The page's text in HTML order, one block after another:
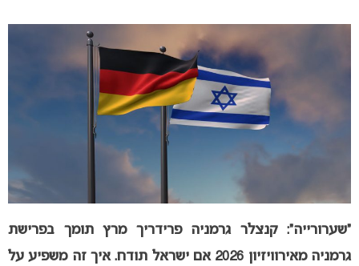
“שערורייה”: קנצלר גרמניה פרידריך מרץ תומך בפרישת
גרמניה מאירוויזיון 2026 אם ישראל תודח. איך זה משפיע על